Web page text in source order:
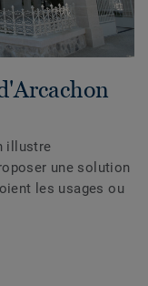
illustre
une solution
les usages ou